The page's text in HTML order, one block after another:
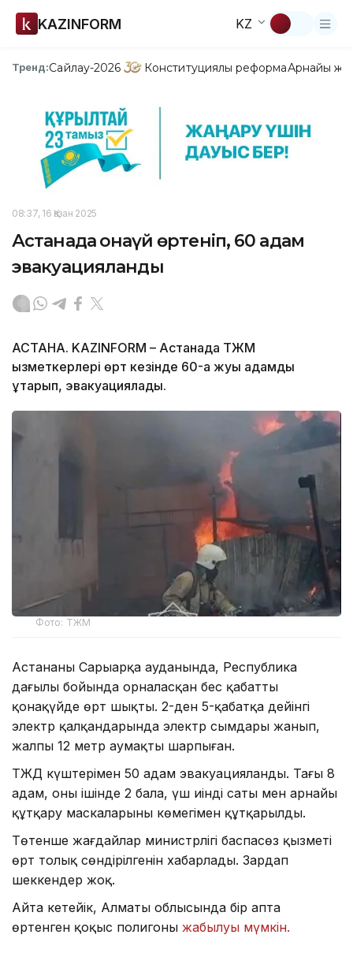
KAZINFORM KZ
Тренд:Сайлау-2026 Конституциялық реформаАрнайы
08:37, 16 Қазан 2025
Астанада қонақүй өртеніп, 60 адам
эвакуацияланды
АСТАНА. KAZINFORM – Астанада ТЖМ
қызметкерлері өрт кезінде 60-қа жуық адамды
құтқарып, эвакуациялады.
Фото: ТЖМ
Астананың Сарыарқа ауданында, Республика
даңғылы бойында орналасқан бес қабатты
қонақүйде өрт шықты. 2-ден 5-қабатқа дейінгі
электр қалқандарында электр сымдары жанып,
жалпы 12 метр аумақты шарпыған.
ТЖД күштерімен 50 адам эвакуацияланды. Тағы 8
адам, оның ішінде 2 бала, үш иінді саты мен арнайы
құтқару маскаларының көмегімен құтқарылды.
Төтенше жағдайлар министрлігі баспасөз қызметі
өрт толық сөндірілгенін хабарлады. Зардап
шеккендер жоқ.
Айта кетейік, Алматы облысында бір апта
өртенген қоқыс полигоны жабылуы мүмкін.